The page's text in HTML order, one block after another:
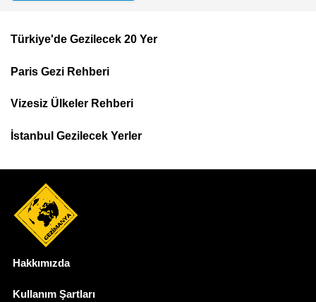
Footer
Top
Menu
Türkiye'de Gezilecek 20 Yer
Paris Gezi Rehberi
Vizesiz Ülkeler Rehberi
İstanbul Gezilecek Yerler
Hakkımızda
Kullanım Şartları